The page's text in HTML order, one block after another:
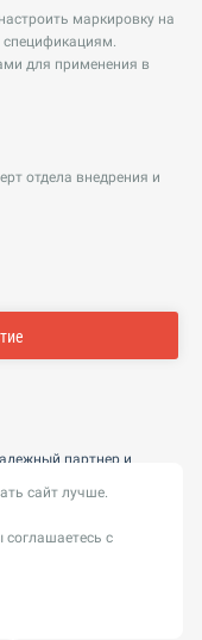
маркировку на
для применения в
отдела внедрения и
партнер и
оптимизируем
персональных
сайт лучше.
с